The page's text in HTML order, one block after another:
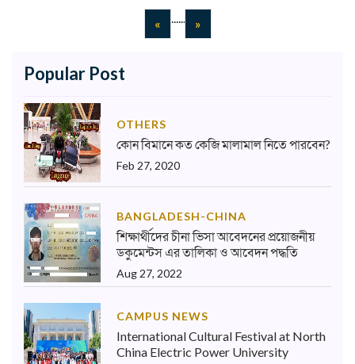
«Previous
...... »Next
Popular Post
OTHERS
কোন বিমানে কত কেজি মালামাল নিতে পারবেন?
Feb 27, 2020
BANGLADESH-CHINA
শিক্ষার্থীদের চীনা ভিসা আবেদনের প্রয়োজনীয়
ডকুমেন্টস এর তালিকা ও আবেদন পদ্ধতি
Aug 27, 2022
CAMPUS NEWS
International Cultural Festival at North
China Electric Power University